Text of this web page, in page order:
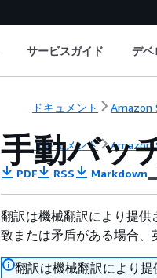
サービスガイド デベ
ドキュメント Amazon
ドキュメント Amazon
手動バッ
PDF RSS Markdown
翻訳は機械翻訳により提
致または矛盾がある場合、
翻訳は機械翻訳により提